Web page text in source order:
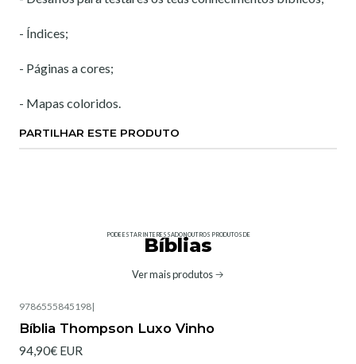
- Índices;
- Páginas a cores;
- Mapas coloridos.
PARTILHAR ESTE PRODUTO
PODE ESTAR INTERESSADO NOUTROS PRODUTOS DE
Bíblias
Ver mais produtos
9786555845198|
Bíblia Thompson Luxo Vinho
94,90€ EUR